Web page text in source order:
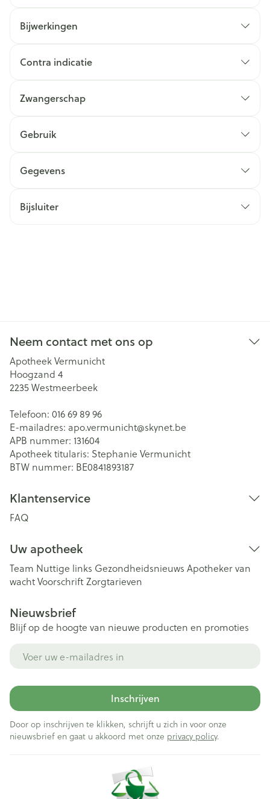
Bijwerkingen
Contra indicatie
Zwangerschap
Gebruik
Gegevens
Bijsluiter
Neem contact met ons op
Apotheek Vermunicht
Hoogzand 4
2235Westmeerbeek
Telefoon: 016 69 89 96
E-mailadres: apo.vermunicht@skynet.be
APB nummer: 131604
Apotheek titularis: Stephanie Vermunicht
BTW nummer: BE0841893187
Klantenservice
FAQ
Uw apotheek
Team Nuttige links Gezondheidsnieuws Apotheker van
wachtVoorschriftZorgtarieven
Nieuwsbrief
Blijf op de hoogte van nieuwe producten en promoties
Inschrijven
Door op inschrijven te klikken, schrijft u zich in voor onze
nieuwsbrief en gaat u akkoord met onze privacy policy.